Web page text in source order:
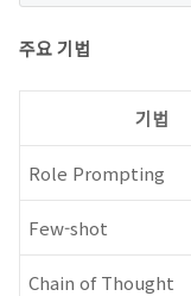
주요 기법
기법
Role Prompting
Few-shot
Chain of Thought